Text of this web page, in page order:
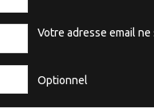
Votre adresse email
Optionnel